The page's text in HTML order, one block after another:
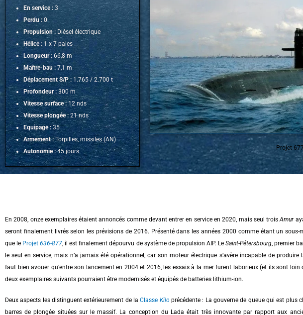
En service : 3
Perdu : 0
Propulsion : Diésel électrique
Hélice : 1 x 7 pales
Longueur :66,8 m
Maître-bau : 7,1 m
Déplacement S/P :1.765 / 2.700 t
Profondeur :300 m
Vitesse surface :12 nds
Vitesse plongée :21 nds
Equipage :35
Armement :Torpilles, missiles (AN)
Autonomie :45 jours
Projet
En 2008, onze exemplaires étaient annoncés comme devant en­trer en service en 2020, mais seul troisAmur
seront finalement livrés selon les prévisions de 2016. Présenté dans les années 2000 comme étant un
que le Projet636-877 , il est finalement dépourvu de système de propulsion AIP. Le Saint-Pétersbourg, premier
le seul en service, mais n’a jamais été opérationnel, car son moteur électrique s’avère incapable de produire
faut bien avouer qu’entre son lancement en 2004 et 2016, les essais à la mer furent laborieux (et ils sont loin
deux exemplaires suivants pourraient être modernisés et équipés de batteries lithium-ion.
Deux aspects les distinguent extérieurement de laClasse Kilo précédente : La gouverne de queue qui est plus
barres de plongée situées sur le massif. La conception du Lada était très innovante par rapport aux